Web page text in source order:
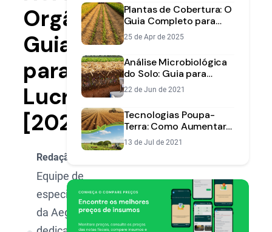
Orgânicas:
Guia
para
Lucrar
[2025]
Redação Aegro
Equipe de
especialistas
da Aegro,
Plantas de Cobertura: O
Guia Completo para
Proteger e Enriquecer
seu Solo
25 de Apr de 2025
Análise Microbiológica
do Solo: Guia para
Avaliar a Saúde da Terra
22 de Jun de 2021
Tecnologias Poupa-
Terra: Como Aumentar
sua Produção Agrícola
Sem Expandir a Área
13 de Jul de 2021